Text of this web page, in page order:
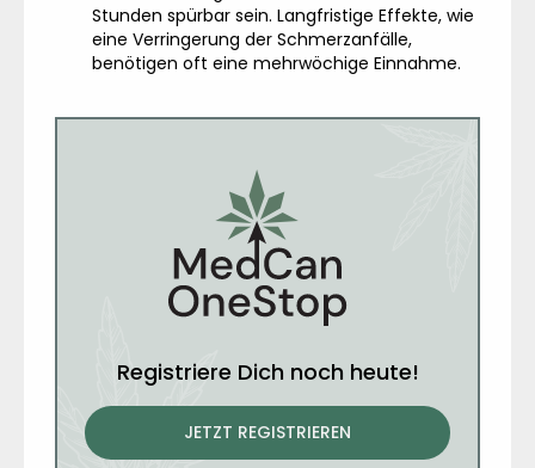
Stunden spürbar sein. Langfristige Effekte, wie
eine Verringerung der Schmerzanfälle,
benötigen oft eine mehrwöchige Einnahme.
Registriere Dich noch heute!
JETZT REGISTRIEREN